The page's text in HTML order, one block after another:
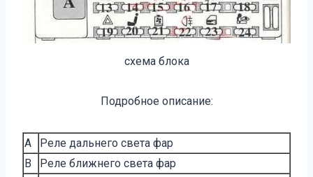
схема блока
Подробное описание:
A
Реле дальнего света фар
B
Реле ближнего света фар